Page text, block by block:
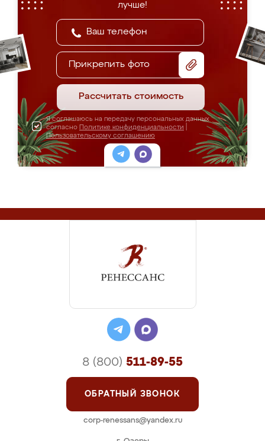
лучше!
Прикрепить фото
Рассчитать стоимость
Я соглашаюсь на передачу персональных данных
согласно Политике конфиденциальности
Пользовательскому соглашению
8 (800) 511-89-55
ОБРАТНЫЙ ЗВОНОК
corp-renessans@yandex.ru